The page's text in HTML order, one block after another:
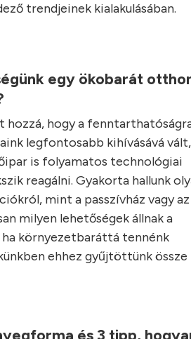
trendjeinek kialakulásában.
egy ökobarát
hozzá, hogy a
legfontosabb kihívásává vált,
is folyamatos technológiai
reagálni. Gyakorta hallunk
mint a passzívház vagy az
milyen lehetőségek állnak a
ha környezetbaráttá tennénk
ehhez gyűjtöttünk össze
és 3 tipp,